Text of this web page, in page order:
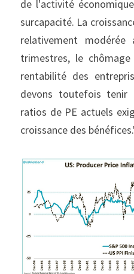
de l'activité
surcapacité. La
relativement modérée
trimestres, le
rentabilité des
devons toutefois
ratios de PE actuels
croissance des